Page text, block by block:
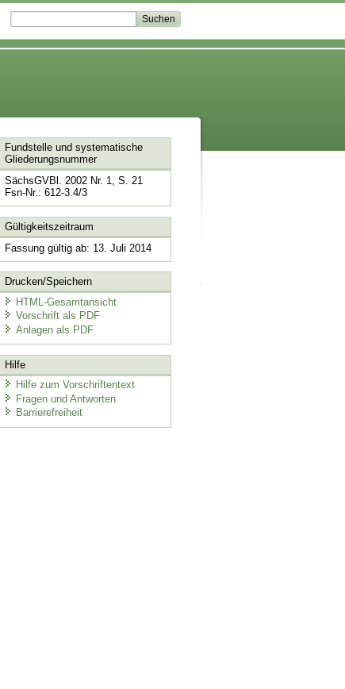
Fundstelle und systematische
Gliederungsnummer
SächsGVBl. 2002 Nr. 1, S. 21
Fsn-Nr.: 612-3.4/3
Gültigkeitszeitraum
Fassung gültig ab: 13. Juli 2014
Drucken/Speichern
HTML-Gesamtansicht
Vorschrift als PDF
Anlagen als PDF
Hilfe
Hilfe zum Vorschriftentext
Fragen und Antworten
Barrierefreiheit